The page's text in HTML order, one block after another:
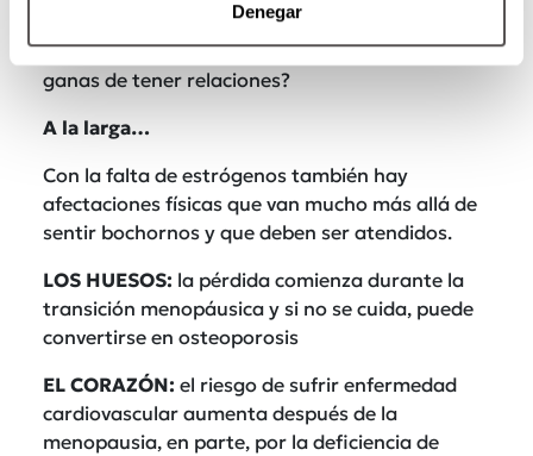
Denegar
Adiós al sexo, entre la resequedad, el calor y
todo lo que estás sintiendo, ¿quién va a tener
ganas de tener relaciones?
A la larga…
Con la falta de estrógenos también hay
afectaciones físicas que van mucho más allá de
sentir bochornos y que deben ser atendidos.
LOS HUESOS: la pérdida comienza durante la
transición menopáusica y si no se cuida, puede
convertirse en osteoporosis
EL CORAZÓN: el riesgo de sufrir enfermedad
cardiovascular aumenta después de la
menopausia, en parte, por la deficiencia de